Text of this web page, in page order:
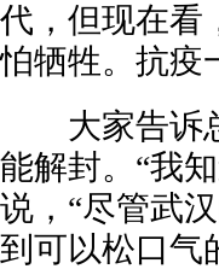
代，但现在看
怕牺牲。抗疫
大家告诉总
能解封。“我
说，“尽管武
到可以松口气